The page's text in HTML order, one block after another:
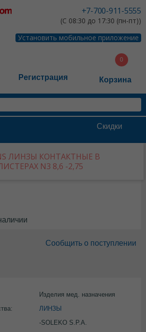
+7-700-911-5555
(С 08:30 до 17:30 (пн-пт))
Установить мобильное приложение
Регистрация Корзина
Скидки
ЛИНЗЫ КОНТАКТНЫЕ В
N3 8,6 -2,75
Сообщить о поступлении
Изделия мед. назначения
ЛИНЗЫ
-SOLEKO S.P.A.